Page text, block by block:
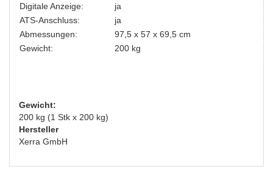
Digitale Anzeige:
ja
ATS-Anschluss:
ja
Abmessungen:
97,5 x 57 x 69,5 cm
Gewicht:
200 kg
Gewicht:
200 kg (1 Stk x 200 kg)
Hersteller
Xerra GmbH